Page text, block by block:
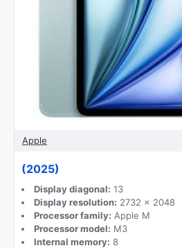
Apple
(2025)
Display diagonal: 13
Display resolution: 2732 x 2048
Processor family: Apple M
Processor model: M3
Internal memory: 8